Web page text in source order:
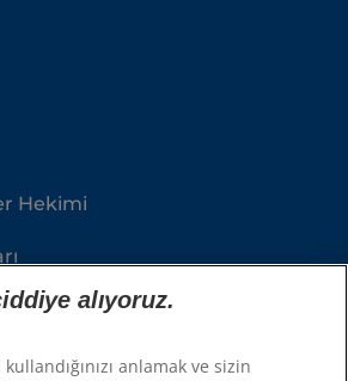
Hekimi
alıyoruz.
anlamak ve sizin